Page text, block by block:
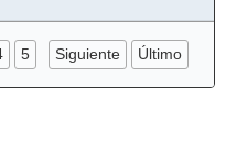
5 Siguiente Último